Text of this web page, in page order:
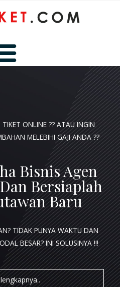
KAMI
KAMI
AREA
ONLINE ?? ATAU INGIN
MELEBIHI GAJI ANDA ??
Bisnis Agen
Bersiaplah
Baru
TIDAK PUNYA WAKTU DAN
BESAR?INI SOLUSINYA !!!